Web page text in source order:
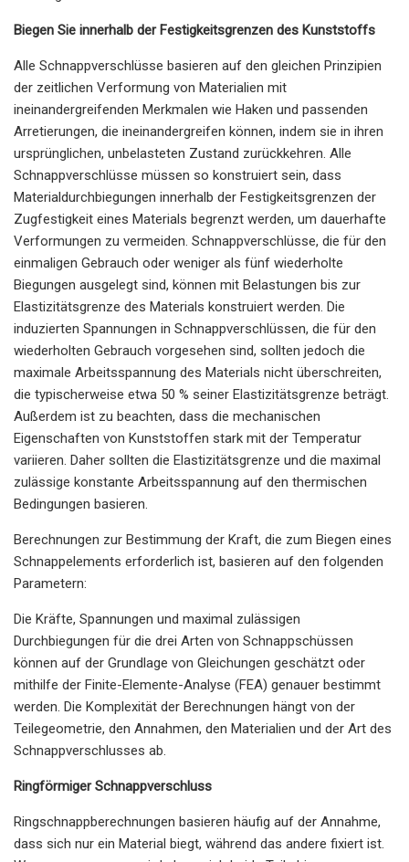
Biegen Sie innerhalb der Festigkeitsgrenzen des Kunststoffs
Alle Schnappverschlüsse basieren auf den gleichen Prinzipien
der zeitlichen Verformung von Materialien mit
ineinandergreifenden Merkmalen wie Haken und passenden
Arretierungen, die ineinandergreifen können, indem sie in ihren
ursprünglichen, unbelasteten Zustand zurückkehren. Alle
Schnappverschlüsse müssen so konstruiert sein, dass
Materialdurchbiegungen innerhalb der Festigkeitsgrenzen der
Zugfestigkeit eines Materials begrenzt werden, um dauerhafte
Verformungen zu vermeiden. Schnappverschlüsse, die für den
einmaligen Gebrauch oder weniger als fünf wiederholte
Biegungen ausgelegt sind, können mit Belastungen bis zur
Elastizitätsgrenze des Materials konstruiert werden. Die
induzierten Spannungen in Schnappverschlüssen, die für den
wiederholten Gebrauch vorgesehen sind, sollten jedoch die
maximale Arbeitsspannung des Materials nicht überschreiten,
die typischerweise etwa 50 % seiner Elastizitätsgrenze beträgt.
Außerdem ist zu beachten, dass die mechanischen
Eigenschaften von Kunststoffen stark mit der Temperatur
variieren. Daher sollten die Elastizitätsgrenze und die maximal
zulässige konstante Arbeitsspannung auf den thermischen
Bedingungen basieren.
Berechnungen zur Bestimmung der Kraft, die zum Biegen eines
Schnappelements erforderlich ist, basieren auf den folgenden
Parametern:
Die Kräfte, Spannungen und maximal zulässigen
Durchbiegungen für die drei Arten von Schnappschüssen
können auf der Grundlage von Gleichungen geschätzt oder
mithilfe der Finite-Elemente-Analyse (FEA) genauer bestimmt
werden. Die Komplexität der Berechnungen hängt von der
Teilegeometrie, den Annahmen, den Materialien und der Art des
Schnappverschlusses ab.
Ringförmiger Schnappverschluss
Ringschnappberechnungen basieren häufig auf der Annahme,
dass sich nur ein Material biegt, während das andere fixiert ist.